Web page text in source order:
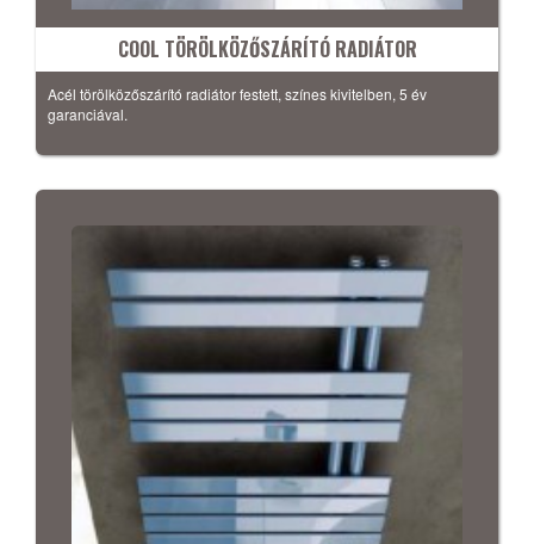
COOL TÖRÖLKÖZŐSZÁRÍTÓ RADIÁTOR
Acél törölközőszárító radiátor festett, színes kivitelben, 5 év
garanciával.